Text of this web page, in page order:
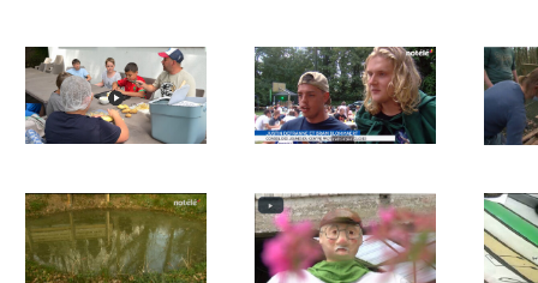
Festichougle en août
2022
Les Aubiers en juin
2025
Les jeunes du PAJA
et le géant Nénesse
en septembre 2015
Le
Inauguration de la
mare pédagogique
en mars 2016